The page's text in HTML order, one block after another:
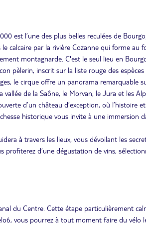
est l’une des plus belles reculées de
calcaire par la rivière Cozanne qui forme au
montagnarde. C'est le seul lieu en
pèlerin, inscrit sur la liste rouge des espèces
le cirque offre un panorama remarquable
de la Saône, le Morvan, le Jura et les
d’un château d’exception, où l’histoire
historique vous invite à une immersion
à travers les lieux, vous dévoilant les
d’une dégustation de vins,
du Centre. Cette étape particulièrement
vous pourrez à tout moment faire du vélo